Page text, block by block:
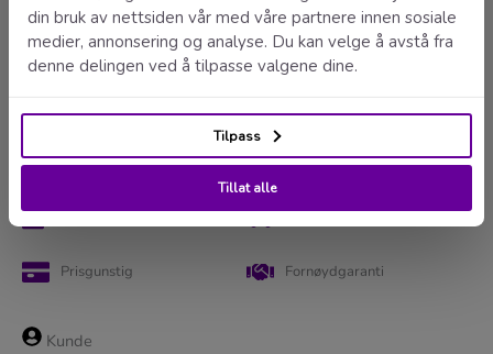
Antall
Legg i handlekurv
Enkel bestilling Rask levering
Prisgunstig Fornøydgaranti
Kunde